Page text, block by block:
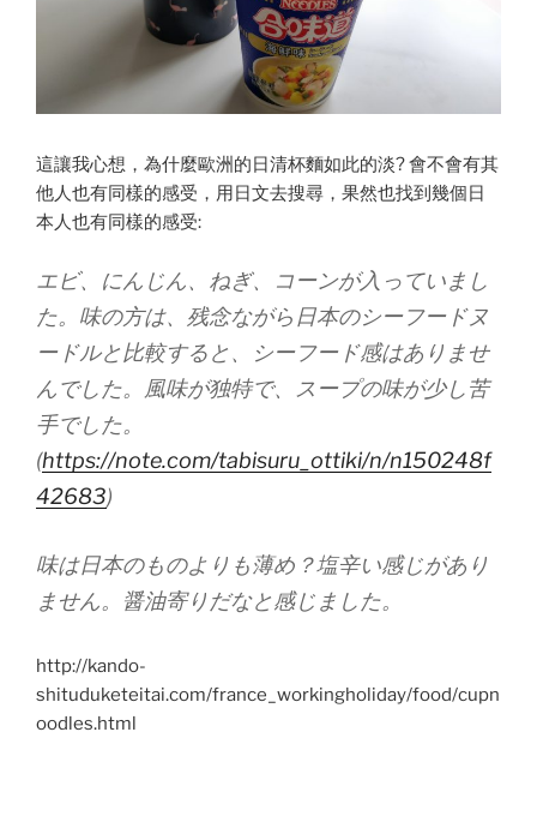
這讓我心想，為什麼歐洲的日清杯麵如此的淡? 會不會有其
他人也有同樣的感受，用日文去搜尋，果然也找到幾個日
本人也有同樣的感受:
エビ、にんじん、ねぎ、コーンが入っていまし
た。味の方は、残念ながら日本のシーフードヌ
ードルと比較すると、シーフード感はありませ
んでした。風味が独特で、スープの味が少し苦
手でした。
(https://note.com/tabisuru_ottiki/n/n150248f
42683)
味は日本のものよりも薄め？塩辛い感じがあり
ません。醤油寄りだなと感じました。
http://kando-
shituduketeitai.com/france_workingholiday/food/cupn
oodles.html